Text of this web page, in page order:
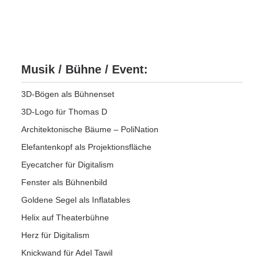
Musik / Bühne / Event:
3D-Bögen als Bühnenset
3D-Logo für Thomas D
Architektonische Bäume – PoliNation
Elefantenkopf als Projektionsfläche
Eyecatcher für Digitalism
Fenster als Bühnenbild
Goldene Segel als Inflatables
Helix auf Theaterbühne
Herz für Digitalism
Knickwand für Adel Tawil